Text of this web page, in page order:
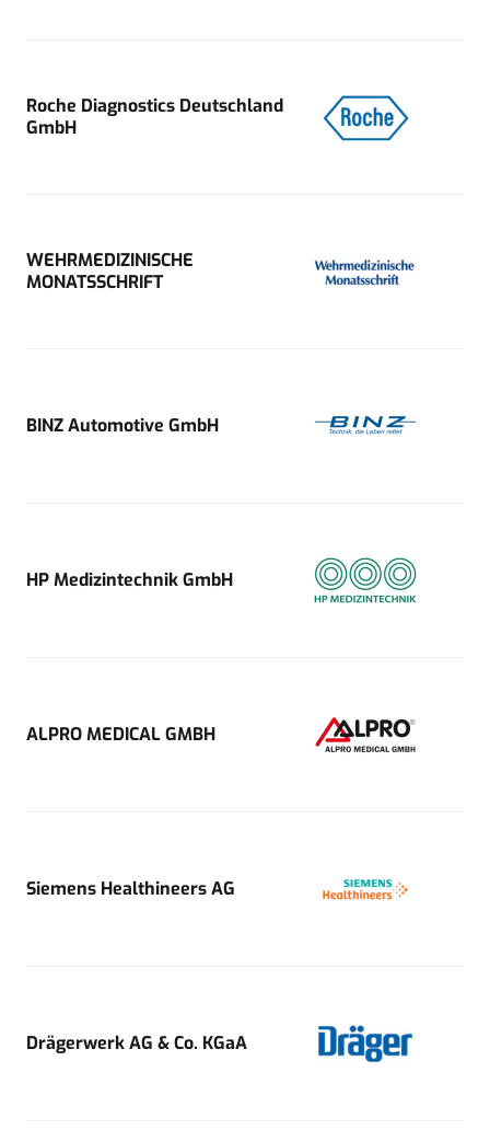
Roche Diagnostics Deutschland
GmbH
WEHRMEDIZINISCHE
MONATSSCHRIFT
BINZ Automotive GmbH
HP Medizintechnik GmbH
ALPRO MEDICAL GMBH
Siemens Healthineers AG
Drägerwerk AG & Co. KGaA